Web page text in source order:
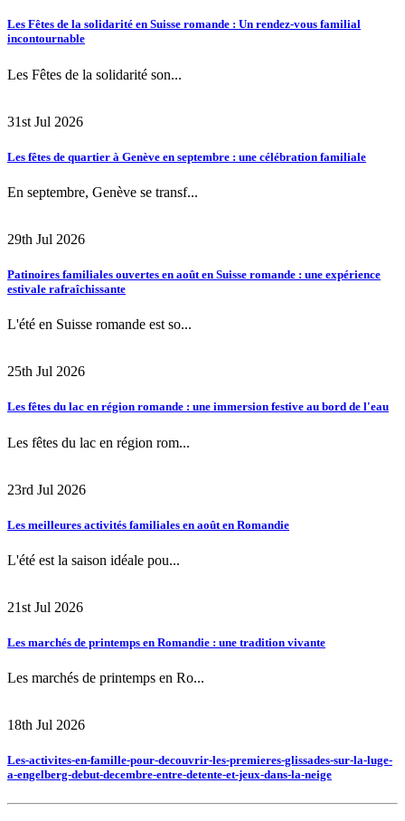
Les Fêtes de la solidarité en Suisse romande : Un rendez-vous familial
incontournable
Les Fêtes de la solidarité son...
31st Jul 2026
Les fêtes de quartier à Genève en septembre : une célébration familiale
En septembre, Genève se transf...
29th Jul 2026
Patinoires familiales ouvertes en août en Suisse romande : une expérience
estivale rafraîchissante
L'été en Suisse romande est so...
25th Jul 2026
Les fêtes du lac en région romande : une immersion festive au bord de l'eau
Les fêtes du lac en région rom...
23rd Jul 2026
Les meilleures activités familiales en août en Romandie
L'été est la saison idéale pou...
21st Jul 2026
Les marchés de printemps en Romandie : une tradition vivante
Les marchés de printemps en Ro...
18th Jul 2026
Les-activites-en-famille-pour-decouvrir-les-premieres-glissades-sur-la-luge-
a-engelberg-debut-decembre-entre-detente-et-jeux-dans-la-neige